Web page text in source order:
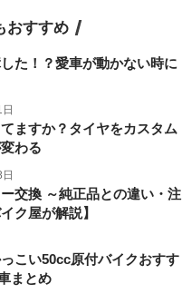
おすすめ
た！？愛車が動かない時に
ますか？タイヤをカスタム
わる
交換 ～純正品との違い・注
ク屋が解説】
こい50cc原付バイクおすす
まとめ